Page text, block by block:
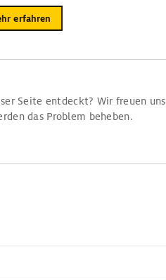
erfahren
Seite entdeckt? Wir freuen uns
das Problem beheben.